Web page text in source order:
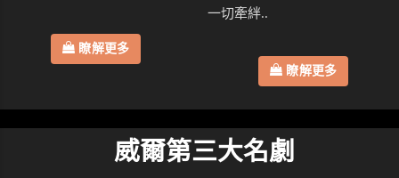
瞭解更多
一切牽絆..
瞭解更多
威爾第三大名劇